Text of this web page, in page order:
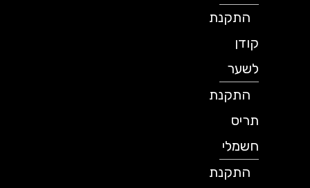
התקנת
לשער
התקנת
תריס
חשמלי
התקנת